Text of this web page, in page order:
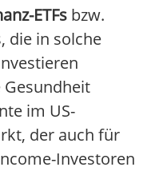
ETFs bzw.
die in solche
im US-
der auch für
Investoren